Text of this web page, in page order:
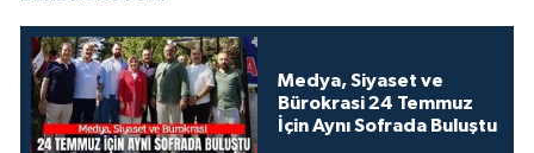
Medya, Siyaset ve
Bürokrasi 24 Temmuz
İçin Aynı Sofrada Buluştu